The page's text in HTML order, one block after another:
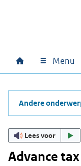
Hoofdnavigatie
Home Menu
Andere
Lees voor
Advance